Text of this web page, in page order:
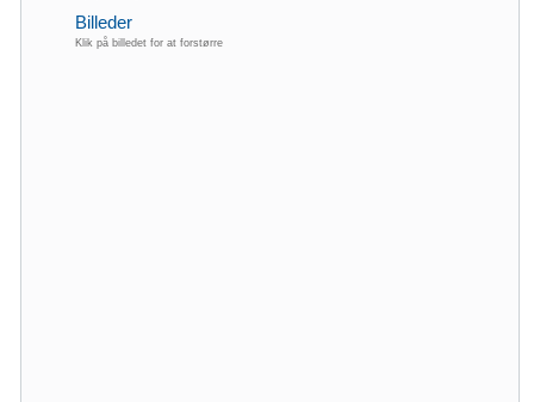
Billeder
Klik på billedet for at forstørre